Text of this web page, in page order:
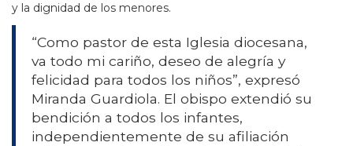
y la dignidad de los menores.
“Como pastor de esta Iglesia diocesana,
va todo mi cariño, deseo de alegría y
felicidad para todos los niños”, expresó
Miranda Guardiola. El obispo extendió su
bendición a todos los infantes,
independientemente de su afiliación